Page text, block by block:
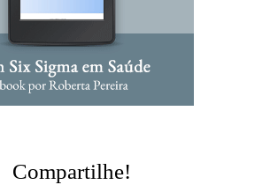
Compartilhe!